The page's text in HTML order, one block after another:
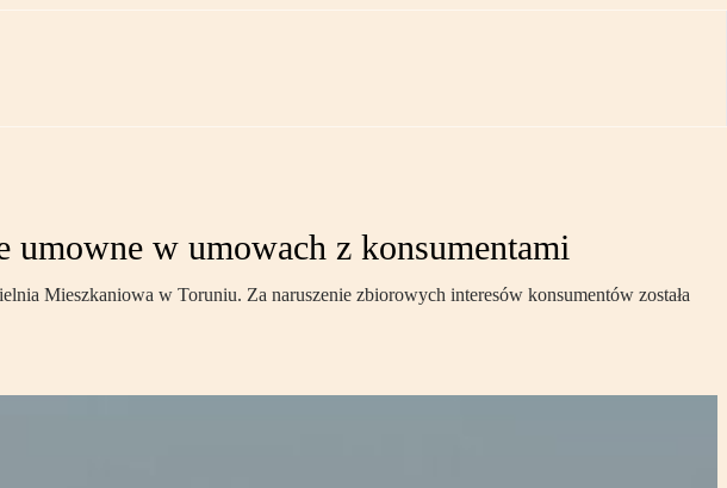
umowne w umowach z konsumentami
Mieszkaniowa w Toruniu. Za naruszenie zbiorowych interesów konsumentów została